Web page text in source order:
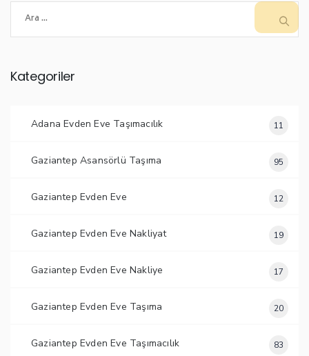
Kategoriler
Adana Evden Eve Taşımacılık 11
Gaziantep Asansörlü Taşıma 95
Gaziantep Evden Eve 12
Gaziantep Evden Eve Nakliyat 19
Gaziantep Evden Eve Nakliye 17
Gaziantep Evden Eve Taşıma 20
Gaziantep Evden Eve Taşımacılık 83